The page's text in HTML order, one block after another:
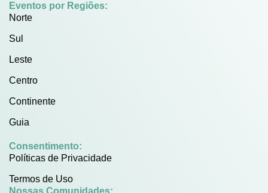
Eventos por Regiões:
Norte
Sul
Leste
Centro
Continente
Guia
Consentimento:
Políticas de Privacidade
Termos de Uso